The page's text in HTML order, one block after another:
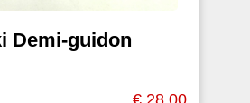
Demi-guidon
€ 28,00